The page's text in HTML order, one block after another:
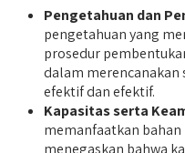
Pengetahuan dan
pengetahuan yang
prosedur
dalam merencanakan
efektif dan efektif.
Kapasitas serta
memanfaatkan
menegaskan bahwa